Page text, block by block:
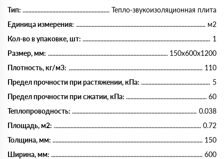
Тип:
Тепло-звукоизоляционная плита
Единица измерения:
м2
Кол-во в упаковке, шт:
1
Размер, мм:
150х600х1200
Плотность, кг/м3:
110
Предел прочности при растяжении, кПа:
5
Предел прочности при сжатии, кПа:
60
Теплопроводность:
0.038
Площадь, м2:
0.72
Толщина, мм:
150
Ширина, мм:
600